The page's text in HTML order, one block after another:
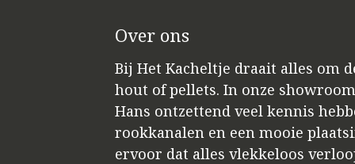
Over ons
Bij Het Kacheltje draait alles om
hout of pellets. In onze
Hans ontzettend veel kennis
rookkanalen en een mooie
ervoor dat alles vlekkeloos